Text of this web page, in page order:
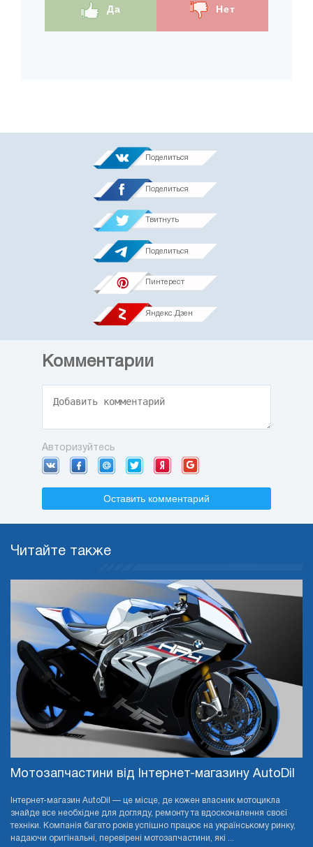
Да Нет
Поделиться
Поделиться
Твитнуть
Поделиться
Пинтерест
Яндекс.Дзен
Комментарии
Авторизуйтесь
Оставить комментарий
Читайте также
Мотозапчастини від Інтернет-магазину AutoDil
Інтернет-магазин AutoDil — це місце, де кожен власник мотоцикла
знайде все необхідне для догляду, ремонту та вдосконалення своєї
техніки. Компанія багато років успішно працює на українському ринку,
надаючи оригінальні, перевірені мотозапчастини, які ...